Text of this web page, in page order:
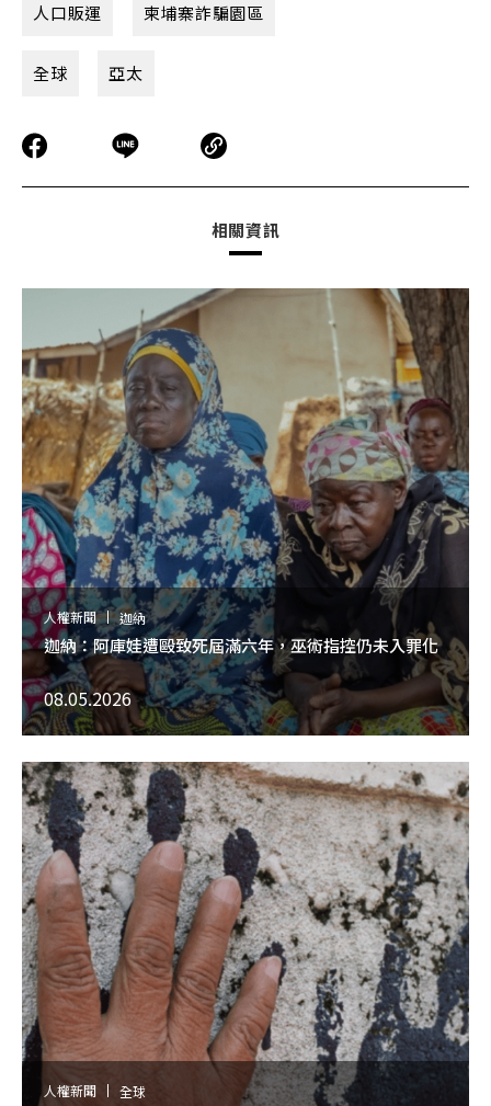
人口販運 柬埔寨詐騙園區
全球 亞太
相關資訊
人權新聞 迦納
迦納：阿庫娃遭毆致死屆滿六年，巫術指控仍未入罪化
08.05.2026
人權新聞 全球